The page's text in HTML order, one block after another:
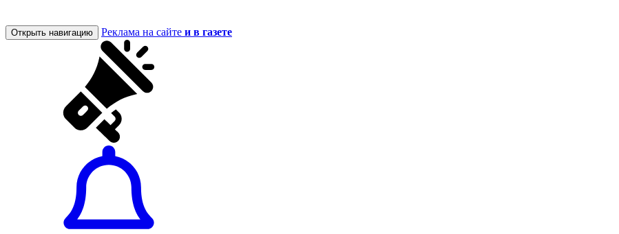
Открыть навигацию Реклама на сайте и в газете